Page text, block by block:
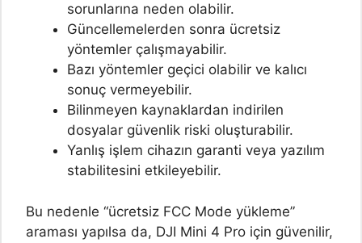
sorunlarına neden olabilir.
Güncellemelerden sonra ücretsiz
yöntemler çalışmayabilir.
Bazı yöntemler geçici olabilir ve kalıcı
sonuç vermeyebilir.
Bilinmeyen kaynaklardan indirilen
dosyalar güvenlik riski oluşturabilir.
Yanlış işlem cihazın garanti veya yazılım
stabilitesini etkileyebilir.
Bu nedenle “ücretsiz FCC Mode yükleme”
araması yapılsa da, DJI Mini 4 Pro için güvenilir,